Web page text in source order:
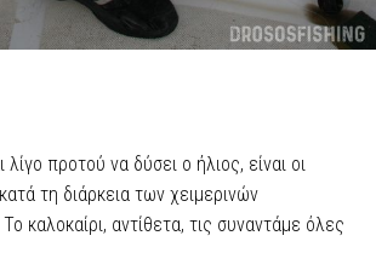
προτού να δύσει ο ήλιος, είναι οι
τη διάρκεια των χειμερινών
καλοκαίρι, αντίθετα, τις συναντάμε όλες